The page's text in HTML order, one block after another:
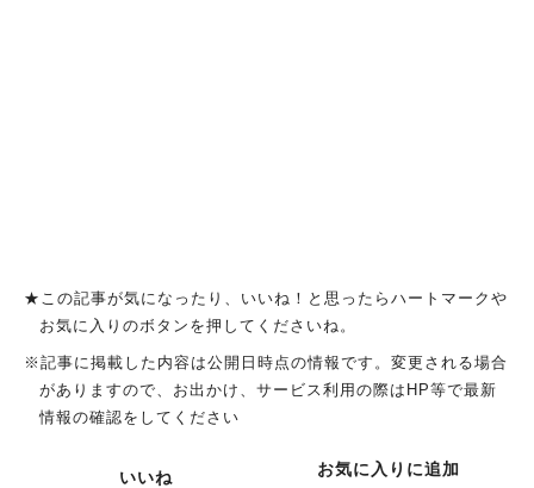
★この記事が気になったり、いいね！と思ったらハートマークや
お気に入りのボタンを押してくださいね。
※記事に掲載した内容は公開日時点の情報です。変更される場合
がありますので、お出かけ、サービス利用の際はHP等で最新
情報の確認をしてください
いいね お気に入りに追加